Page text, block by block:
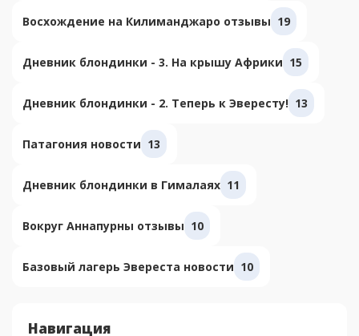
Восхождение на Килиманджаро отзывы 19
Дневник блондинки - 3. На крышу Африки 15
Дневник блондинки - 2. Теперь к Эвересту! 13
Патагония новости 13
Дневник блондинки в Гималаях 11
Вокруг Аннапурны отзывы 10
Базовый лагерь Эвереста новости 10
Навигация